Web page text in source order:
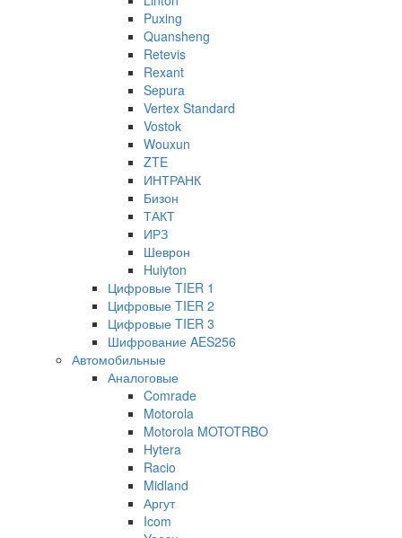
Puxing
Quansheng
Retevis
Rexant
Sepura
Vertex Standard
Vostok
Wouxun
ZTE
ИНТРАНК
Бизон
ТАКТ
ИРЗ
Шеврон
Huiyton
Цифровые TIER 1
Цифровые TIER 2
Цифровые TIER 3
Шифрование AES256
Автомобильные
Аналоговые
Comrade
Motorola
Motorola MOTOTRBO
Hytera
Racio
Midland
Аргут
Icom